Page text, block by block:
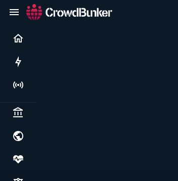
Politics & institutions